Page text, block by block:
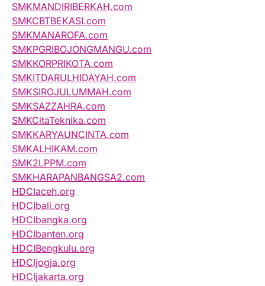
SMKMANDIRIBERKAH.com
SMKCBTBEKASI.com
SMKMANAROFA.com
SMKPGRIBOJONGMANGU.com
SMKKORPRIKOTA.com
SMKITDARULHIDAYAH.com
SMKSIROJULUMMAH.com
SMKSAZZAHRA.com
SMKCitaTeknika.com
SMKKARYAUNCINTA.com
SMKALHIKAM.com
SMK2LPPM.com
SMKHARAPANBANGSA2.com
HDCIaceh.org
HDCIbali.org
HDCIbangka.org
HDCIbanten.org
HDCIBengkulu.org
HDCIjogja.org
HDCIjakarta.org